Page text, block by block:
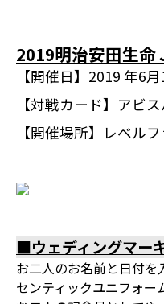
2019明治安田生命
【開催日】 2019 年6
【対戦カード】 アビ
【開催場所】
レベル
■ウェディングマー
お二人のお名前と日付
センティックユニフォー